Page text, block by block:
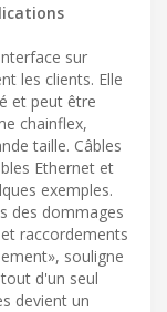
sur
les clients. Elle
et peut être
chainflex,
taille. Câbles
Ethernet et
exemples.
des dommages
raccordements
souligne
d'un seul
devient un